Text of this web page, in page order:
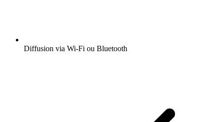
Diffusion via Wi-Fi ou Bluetooth